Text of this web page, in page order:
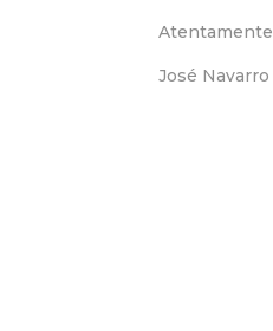
Atentamente
José Navarro